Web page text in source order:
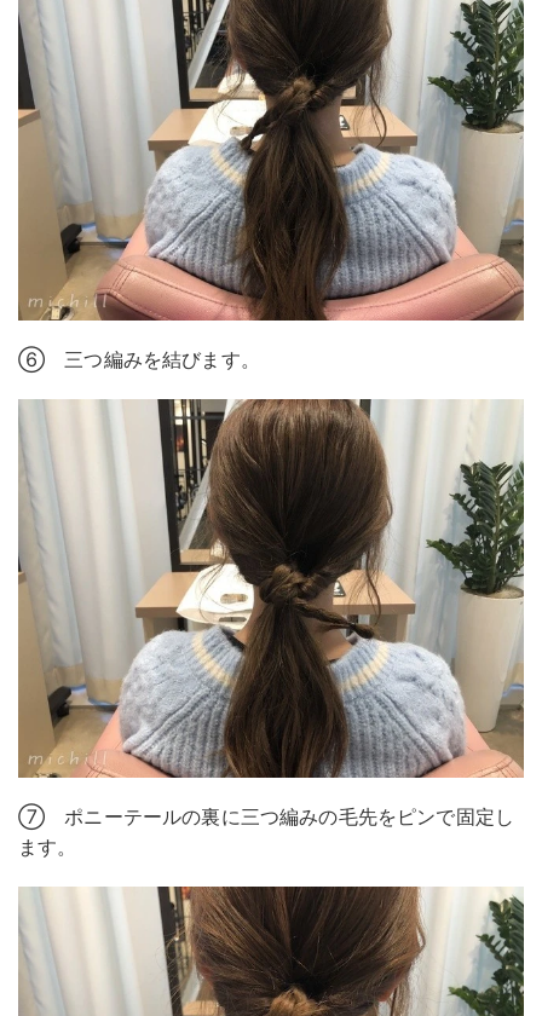
⑥ 三つ編みを結びます。
⑦ ポニーテールの裏に三つ編みの毛先をピンで固定し
ます。